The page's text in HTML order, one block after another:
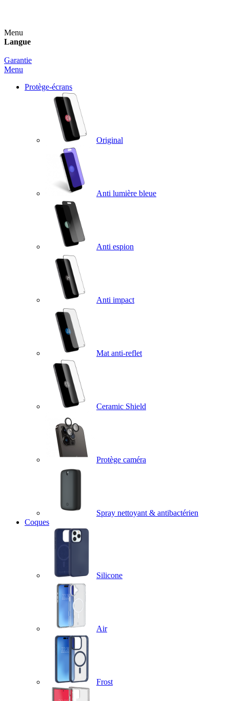
Menu
Langue
Garantie
Menu
Protège-écrans
Original
Anti lumière bleue
Anti espion
Anti impact
Mat anti-reflet
Ceramic Shield
Protège caméra
Spray nettoyant & antibactérien
Coques
Silicone
Air
Frost